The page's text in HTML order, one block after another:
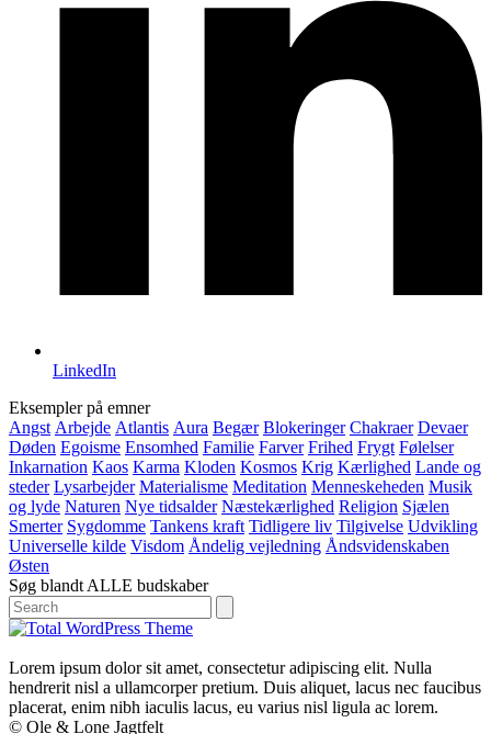
LinkedIn
Eksempler på emner
Angst Arbejde Atlantis Aura Begær Blokeringer Chakraer Devaer
Døden Egoisme Ensomhed Familie Farver Frihed Frygt Følelser
Inkarnation Kaos Karma Kloden Kosmos Krig Kærlighed Lande og
steder Lysarbejder Materialisme Meditation Menneskeheden Musik
og lyde Naturen Nye tidsalder Næstekærlighed Religion Sjælen
Smerter Sygdomme Tankens kraft Tidligere liv Tilgivelse Udvikling
Universelle kilde Visdom Åndelig vejledning Åndsvidenskaben
Østen
Søg blandt ALLE budskaber
Search
Lorem ipsum dolor sit amet, consectetur adipiscing elit. Nulla
hendrerit nisl a ullamcorper pretium. Duis aliquet, lacus nec faucibus
placerat, enim nibh iaculis lacus, eu varius nisl ligula ac lorem.
© Ole & Lone Jagtfelt